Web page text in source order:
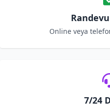
Randevu
Online veya
7/24